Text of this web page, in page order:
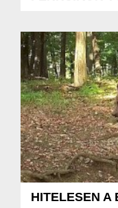
HITELESEN A